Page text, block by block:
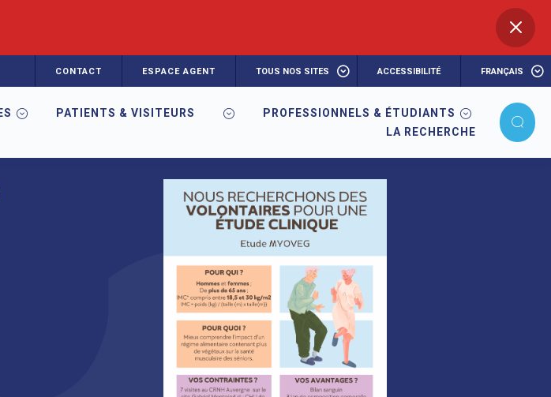
CONTACT ESPACE AGENT TOUS NOS SITES ACCESSIBILITÉ FRANÇAIS
PATIENTS & VISITEURS
PROFESSIONNELS & ÉTUDIANTS
LA RECHERCHE
| CRNH Études cliniques | Projet MYOVEG